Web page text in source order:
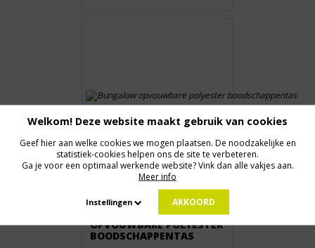
Vanaf € 1,42
OPVOUWBARE POLYESTER
BOODSCHAPPENTAS
Welkom! Deze website maakt gebruik van cookies
Geef hier aan welke cookies we mogen plaatsen. De noodzakelijke en
statistiek-cookies helpen ons de site te verbeteren.
Ga je voor een optimaal werkende website? Vink dan alle vakjes aan.
Meer info
Instellingen AKKOORD